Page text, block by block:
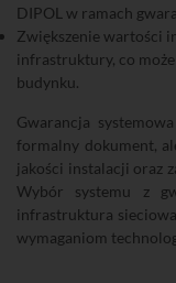
DIPOL w ramach
Zwiększenie wartości
infrastruktury, co
budynku.
Gwarancja
formalny dokument,
jakości instalacji oraz
Wybór systemu z
infrastruktura
wymaganiom